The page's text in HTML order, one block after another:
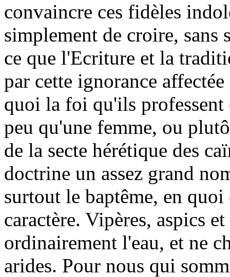
convaincre ces fidèles
simplement de croire, sans
ce que l'Ecriture et la
par cette ignorance
quoi la foi qu'ils professent
peu qu'une femme, ou
de la secte hérétique des
doctrine un assez grand
surtout le baptême, en
caractère. Vipères, aspics
ordinairement l'eau, et ne
arides. Pour nous qui